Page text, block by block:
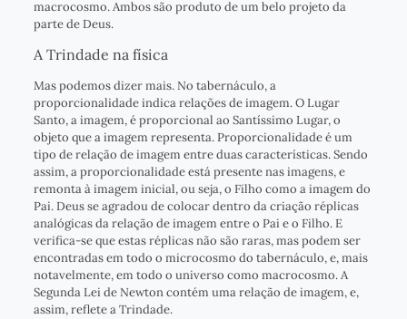
macrocosmo. Ambos são produto de um belo projeto da
parte de Deus.
A Trindade na física
Mas podemos dizer mais. No tabernáculo, a
proporcionalidade indica relações de imagem. O Lugar
Santo, a imagem, é proporcional ao Santíssimo Lugar, o
objeto que a imagem representa. Proporcionalidade é um
tipo de relação de imagem entre duas características. Sendo
assim, a proporcionalidade está presente nas imagens, e
remonta à imagem inicial, ou seja, o Filho como a imagem do
Pai. Deus se agradou de colocar dentro da criação réplicas
analógicas da relação de imagem entre o Pai e o Filho. E
verifica-se que estas réplicas não são raras, mas podem ser
encontradas em todo o microcosmo do tabernáculo, e, mais
notavelmente, em todo o universo como macrocosmo. A
Segunda Lei de Newton contém uma relação de imagem, e,
assim, reflete a Trindade.